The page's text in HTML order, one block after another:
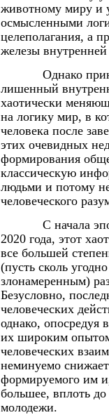
животному миру и
осмысленными
целеполагания, а
железы
Однако
лишенный
хаотически
на логику мир, в
человека после
этих очевидных
формирования
классическую
людьми и потому
человеческого
С начала эпохи
2020 года, этот
все большей
(пусть сколь
злонамеренным)
Безусловно,
человеческих
однако, опосредуя
их широким
человеческих
неминуемо
формируемого им
большее, вплоть
молодежи.